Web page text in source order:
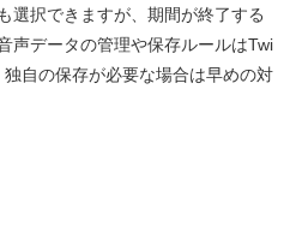
選択できますが、期間が終了する
声データの管理や保存ルールはTwi
自の保存が必要な場合は早めの対